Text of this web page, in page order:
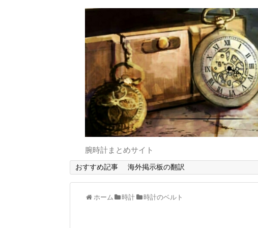
腕時計まとめサイト
おすすめ記事 海外掲示板の翻訳
ホーム 時計 時計のベルト